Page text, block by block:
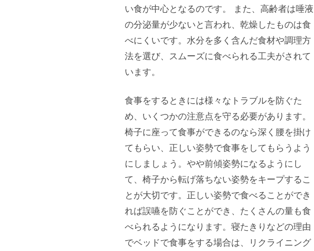
い食が中心となるのです。 また、高齢者は唾液
の分泌量が少ないと言われ、乾燥したものは食
べにくいです。水分を多く含んだ食材や調理方
法を選び、スムーズに食べられる工夫がされて
います。
食事をするときには様々なトラブルを防ぐた
め、いくつかの注意点を守る必要があります。
椅子に座って食事ができるのなら深く腰を掛け
てもらい、正しい姿勢で食事をしてもらうよう
にしましょう。やや前傾姿勢になるようにし
て、椅子から転げ落ちない姿勢をキープするこ
とが大切です。正しい姿勢で食べることができ
れば誤嚥を防ぐことができ、たくさんの量も食
べられるようになります。寝たきりなどの理由
でベッドで食事をする場合は、リクライニング